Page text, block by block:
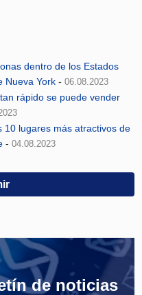
dentro de los Estados
Nueva York -06.08.2023
rápido se puede vender
10 lugares más atractivos de
-04.08.2023
de noticias